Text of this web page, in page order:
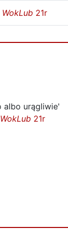
WokLub 21r
albo urągliwie'
WokLub 21r